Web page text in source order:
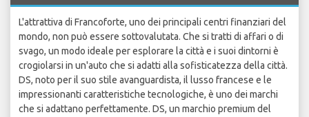
L'attrattiva di Francoforte, uno dei principali centri finanziari del
mondo, non può essere sottovalutata. Che si tratti di affari o di
svago, un modo ideale per esplorare la città e i suoi dintorni è
crogiolarsi in un'auto che si adatti alla sofisticatezza della città.
DS, noto per il suo stile avanguardista, il lusso francese e le
impressionanti caratteristiche tecnologiche, è uno dei marchi
che si adattano perfettamente. DS, un marchio premium del